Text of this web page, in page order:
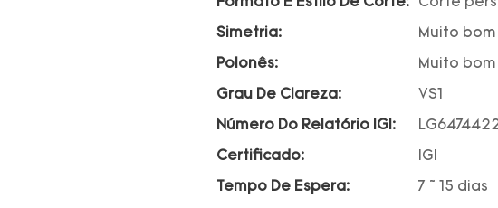
Formato E Estilo De Corte: Corte
Simetria: Muito bom
Polonês: Muito bom
Grau De Clareza: VS1
Número Do Relatório IGI:
Certificado: IGI
Tempo De Espera: 7 ~ 15 dias